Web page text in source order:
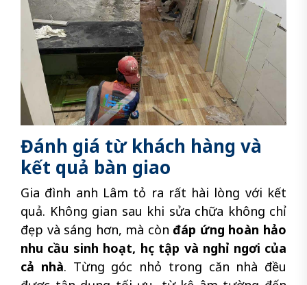
Đánh giá từ khách hàng và
kết quả bàn giao
Gia đình anh Lâm tỏ ra rất hài lòng với kết
quả. Không gian sau khi sửa chữa không chỉ
đẹp và sáng hơn, mà cònđáp ứng hoàn hảo
nhu cầu sinh hoạt, học tập và nghỉ ngơi của
cả nhà. Từng góc nhỏ trong căn nhà đều